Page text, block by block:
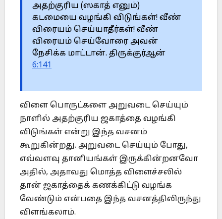
அதற்குரிய (ஸகாத் எனும்)
கடமையை வழங்கி விடுங்கள்! வீண்
விரையம் செய்யாதீர்கள்! வீண்
விரையம் செய்வோரை அவன்
நேசிக்க மாட்டான். திருக்குர்ஆன்
6:141
விளை பொருட்களை அறுவடை செய்யும்
நாளில் அதற்குரிய ஜகாத்தை வழங்கி
விடுங்கள் என்று இந்த வசனம்
கூறுகின்றது. அறுவடை செய்யும் போது,
எவ்வளவு தானியங்கள் இருக்கின்றனவோ
அதில், அதாவது மொத்த விளைச்சலில்
தான் ஜகாத்தைக் கணக்கிட்டு வழங்க
வேண்டும் என்பதை இந்த வசனத்திலிருந்து
விளங்கலாம்.